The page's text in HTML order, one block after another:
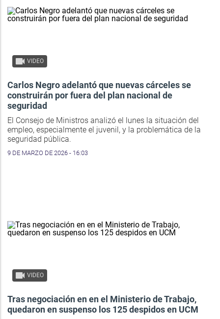
VIDEO
Carlos Negro adelantó que nuevas cárceles se
construirán por fuera del plan nacional de
seguridad
El Consejo de Ministros analizó el lunes la situación del
empleo, especialmente el juvenil, y la problemática de la
seguridad pública.
9 DE MARZO DE 2026 - 16:03
VIDEO
Tras negociación en en el Ministerio de Trabajo,
quedaron en suspenso los 125 despidos en UCM